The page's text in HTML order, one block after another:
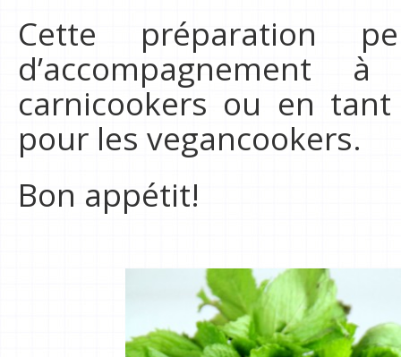
Cette préparation
carnicookers ou en
pour les vegancookers.
Bon appétit!